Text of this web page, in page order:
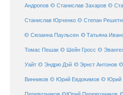
Андропов © Станислав Захаров ©
Станислав Юрченко © Степан
© Сюзанна Паульсен © Татьяна
Томас Пешак © Шейн Гросс ©
Уайт © Эндрю Дэй © Эрнст Антонов
Винников © Юрий Евдокимов © Юрий